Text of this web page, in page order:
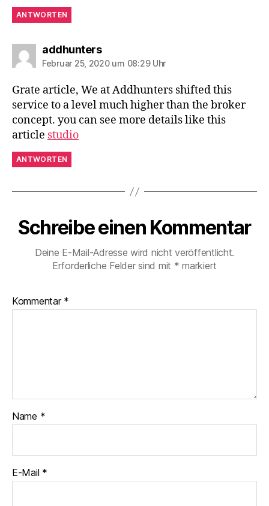
ANTWORTEN
addhunterssagt:
Februar 25, 2020 um 08:29 Uhr
Grate article, We at Addhunters shifted this
service to a level much higher than the broker
concept. you can see more details like this
article studio
ANTWORTEN
Schreibe einen Kommentar
Deine E-Mail-Adresse wird nicht veröffentlicht.
Erforderliche Felder sind mit * markiert
Kommentar *
Name *
E-Mail *